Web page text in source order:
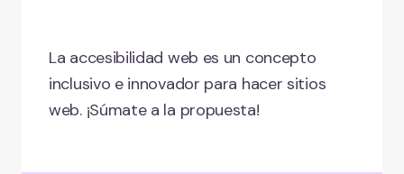
La accesibilidad web es un concepto
inclusivo e innovador para hacer sitios
web. ¡Súmate a la propuesta!